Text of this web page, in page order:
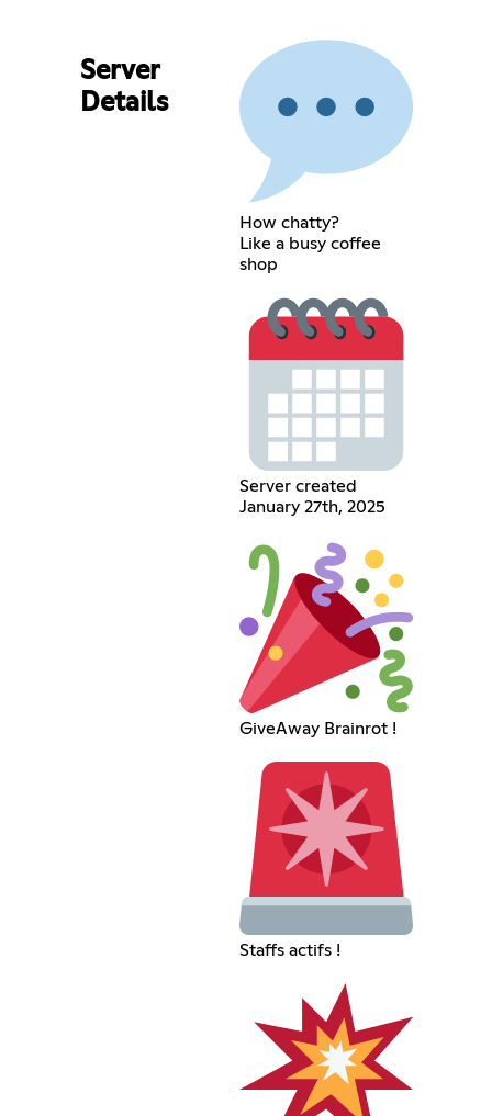
Server
Details
How chatty?
Like a busy coffee
shop
Server created
January 27th, 2025
GiveAway Brainrot !
Staffs actifs !